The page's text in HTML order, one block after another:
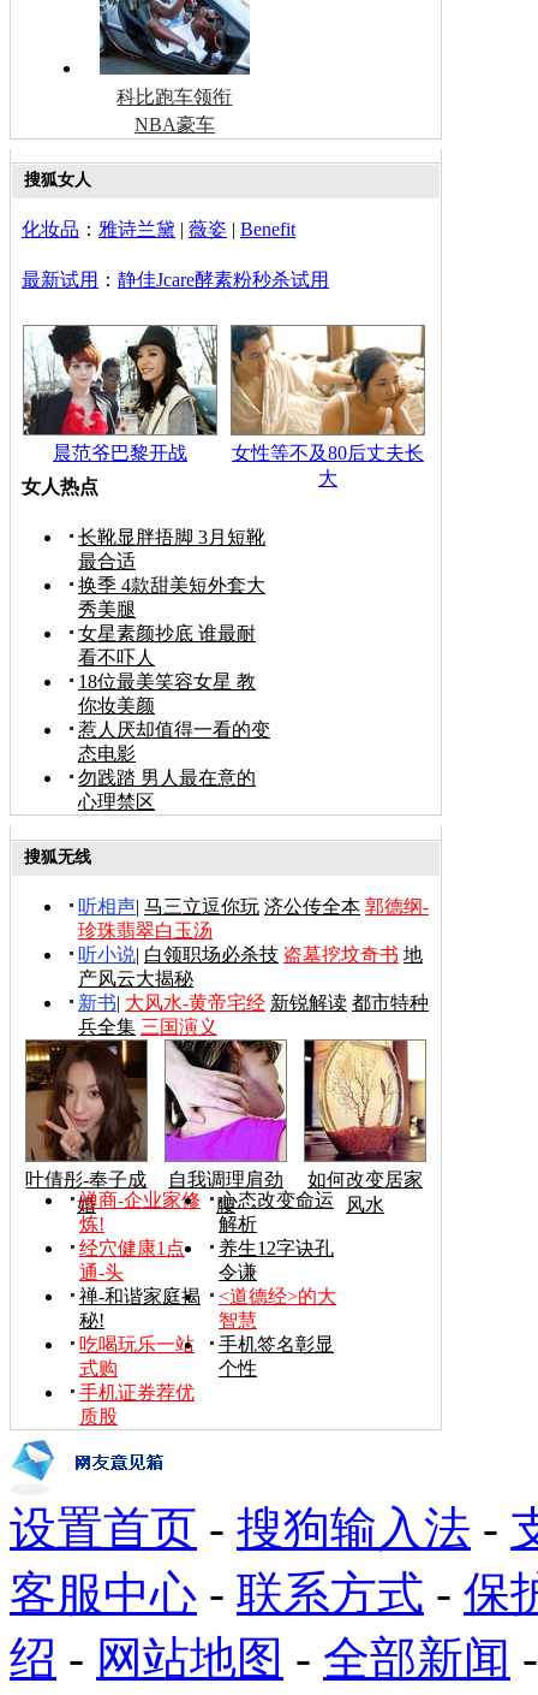
科比跑车领衔
NBA豪车
搜狐女人
化妆品 ： 雅诗兰黛 | 薇姿 | Benefit
最新试用 ： 静佳Jcare酵素粉秒杀试用
晨范爷巴黎开战
女性等不及80后丈夫长
大
女人热点
长靴显胖捂脚 3月短靴
最合适
换季 4款甜美短外套大
秀美腿
女星素颜抄底 谁最耐
看不吓人
18位最美笑容女星 教
你妆美颜
惹人厌却值得一看的变
态电影
勿践踏 男人最在意的
心理禁区
搜狐无线
听相声| 马三立逗你玩 济公传全本 郭德纲-
珍珠翡翠白玉汤
听小说| 白领职场必杀技 盗墓挖坟奇书 地
产风云大揭秘
新书| 大风水-黄帝宅经 新锐解读 都市特种
兵全集 三国演义
叶倩彤-奉子成
婚
自我调理肩劲
腰
如何改变居家
风水
禅商-企业家修
炼!
心态改变命运
解析
经穴健康1点
通-头
养生12字诀孔
令谦
禅-和谐家庭揭
秘!
<道德经>的大
智慧
吃喝玩乐一站
式购
手机签名彰显
个性
手机证券荐优
质股
设置首页 - 搜狗输入法 -
客服中心 - 联系方式 - 保
绍 - 网站地图 - 全部新闻